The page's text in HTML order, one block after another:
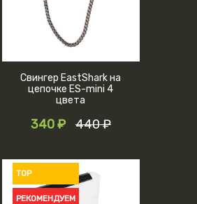
Свингер EastShark на
цепочке ES-mini 4
цвета
340 ₽ 440 ₽
TOP
РЕКОМЕНДУЕМ